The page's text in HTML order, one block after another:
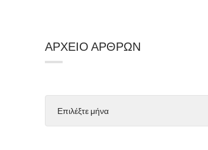
ΑΡΧΕΊΟ ΆΡΘΡΩΝ